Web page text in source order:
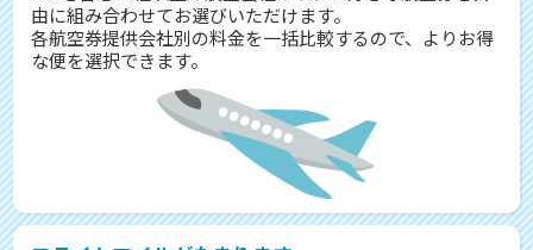
由に組み合わせてお選びいただけます。
各航空券提供会社別の料金を一括比較するので、よりお得
な便を選択できます。